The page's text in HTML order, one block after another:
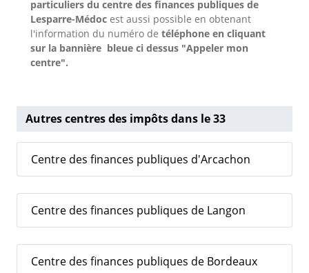
particuliers du centre des finances publiques de
Lesparre-Médoc est aussi possible en obtenant
l'information du numéro de téléphone en cliquant
sur la bannière bleue ci dessus "Appeler mon
centre".
Autres centres des impôts dans le 33
Centre des finances publiques d'Arcachon
Centre des finances publiques de Langon
Centre des finances publiques de Bordeaux